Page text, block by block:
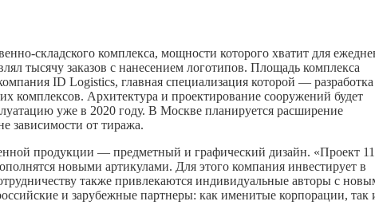
складского комплекса, мощности которого хватит для
тысячу заказов с нанесением логотипов. Площадь комплекса
ID Logistics, главная специализация которой — разработка
комплексов. Архитектура и проектирование сооружений будет
уже в 2020 году. В Москве планируется расширение
зависимости от тиража.
продукции — предметный и графический дизайн. «Проект
новыми артикулами. Для этого компания инвестирует в
также привлекаются индивидуальные авторы с
и зарубежные партнеры: как именитые корпорации, так